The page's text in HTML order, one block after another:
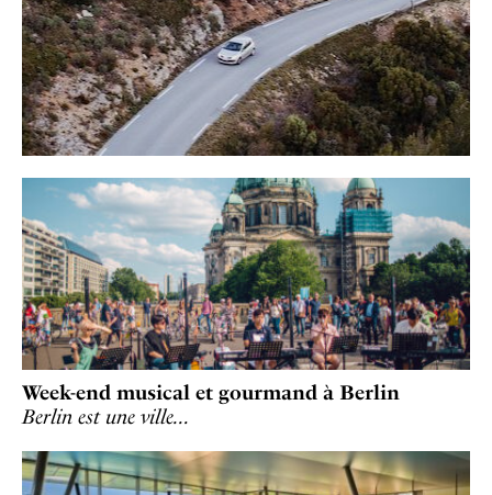
Week-end musical et gourmand à Berlin
Berlin est une ville…